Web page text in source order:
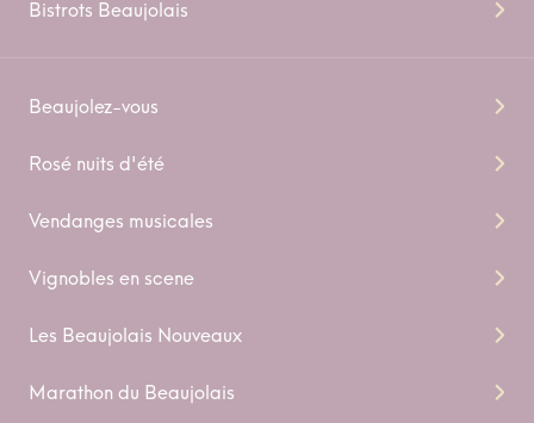
Bistrots Beaujolais
Beaujolez-vous
Rosé nuits d'été
Vendanges musicales
Vignobles en scene
Les Beaujolais Nouveaux
Marathon du Beaujolais